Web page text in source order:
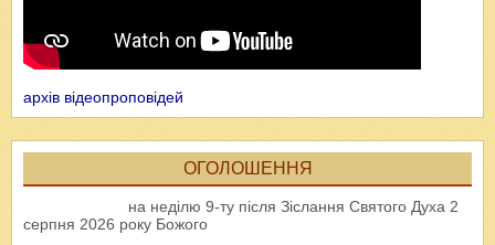
архів відеопроповідей
ОГОЛОШЕННЯ
на неділю 9-ту після Зіслання Святого Духа 2
серпня 2026 року Божого